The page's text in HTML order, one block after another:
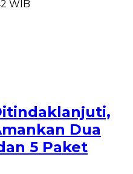
WIB
Dua
5 Paket